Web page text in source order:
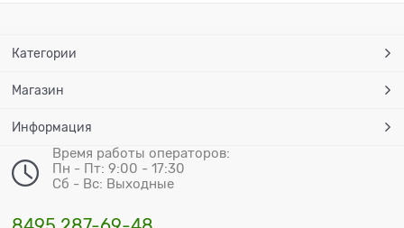
Категории
Магазин
Информация
Время работы операторов:
Пн - Пт: 9:00 - 17:30
Сб - Вс: Выходные